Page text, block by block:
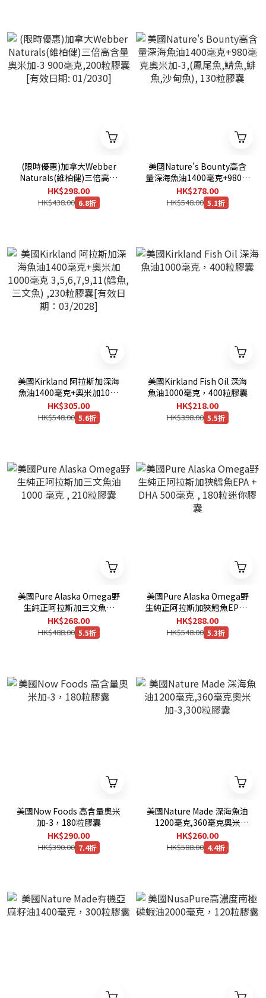
(限時優惠)加拿大Webber
Naturals(維柏健)三倍高含
量奧米加-3 900毫克,200粒
膠囊 [有效日期: 01/2030]
HK$298.00
HK$438.00 6.8折
美國Nature's Bounty高含
量深海魚油1400毫克+980毫
克奧米加-3,(鳳尾魚,鯖魚,鯡
魚,沙甸魚), 130粒膠囊
HK$278.00
HK$548.00 5.1折
美國Kirkland 阿拉斯加深海
魚油1400毫克+奧米加1000
毫克 3,5,6,7,9,11(鱈魚,三文
魚) ,230粒膠囊[有效日期：
03/2028]
HK$305.00
HK$548.00 5.6折
美國Kirkland Fish Oil 深海
魚油1000毫克，400粒膠囊
HK$218.00
HK$398.00 5.5折
美國Pure Alaska Omega野
生純正阿拉斯加三文魚油
1000 毫克 , 210粒膠囊
HK$268.00
HK$488.00 5.5折
美國Pure Alaska Omega野
生純正阿拉斯加狹鱈魚EPA +
DHA 500毫克 , 180粒迷你膠
囊
HK$288.00
HK$548.00 5.3折
美國Now Foods 高含量奧米
加-3，180粒膠囊
HK$290.00
HK$390.00 7.4折
美國Nature Made 深海魚油
1200毫克,360毫克奧米
加-3,300粒膠囊
HK$260.00
HK$588.00 4.4折